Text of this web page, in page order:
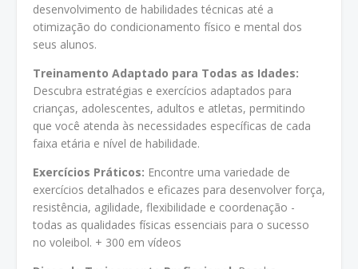
desenvolvimento de habilidades técnicas até a
otimização do condicionamento físico e mental dos
seus alunos.
Treinamento Adaptado para Todas as Idades:
Descubra estratégias e exercícios adaptados para
crianças, adolescentes, adultos e atletas, permitindo
que você atenda às necessidades específicas de cada
faixa etária e nível de habilidade.
Exercícios Práticos: Encontre uma variedade de
exercícios detalhados e eficazes para desenvolver força,
resistência, agilidade, flexibilidade e coordenação -
todas as qualidades físicas essenciais para o sucesso
no voleibol. + 300 em vídeos